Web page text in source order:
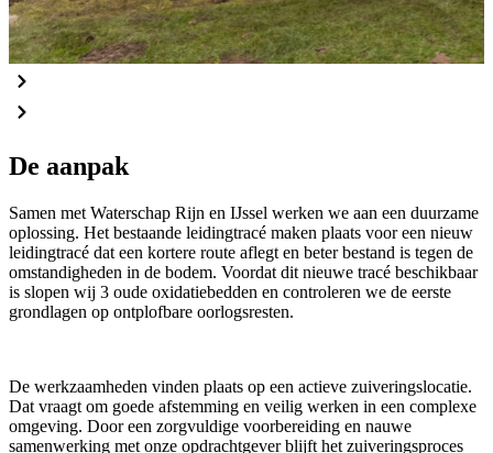
De aanpak
Samen met Waterschap Rijn en IJssel werken we aan een duurzame
oplossing. Het bestaande leidingtracé maken plaats voor een nieuw
leidingtracé dat een kortere route aflegt en beter bestand is tegen de
omstandigheden in de bodem. Voordat dit nieuwe tracé beschikbaar
is slopen wij 3 oude oxidatiebedden en controleren we de eerste
grondlagen op ontplofbare oorlogsresten.
De werkzaamheden vinden plaats op een actieve zuiveringslocatie.
Dat vraagt om goede afstemming en veilig werken in een complexe
omgeving. Door een zorgvuldige voorbereiding en nauwe
samenwerking met onze opdrachtgever blijft het zuiveringsproces